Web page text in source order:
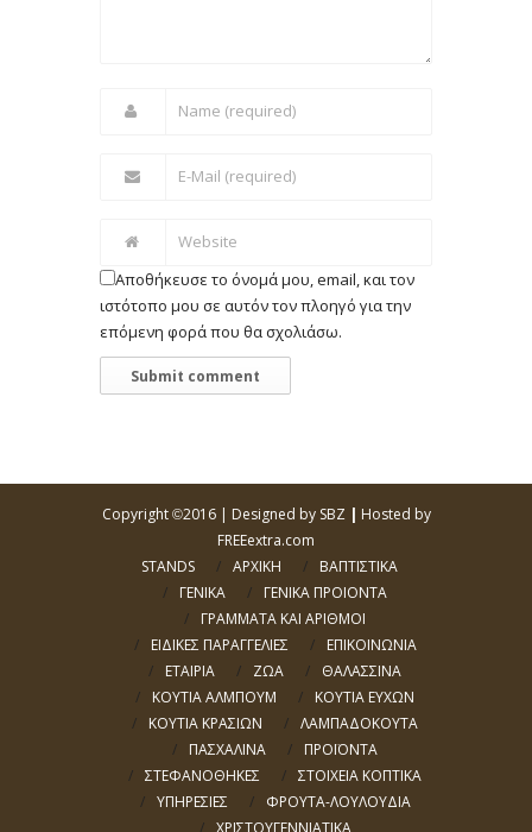
Αποθήκευσε το όνομά μου, email, και τον
ιστότοπο μου σε αυτόν τον πλοηγό για την
επόμενη φορά που θα σχολιάσω.
Copyright ©2016 | Designed by SBZ | Hosted by
FREEextra.com
STANDS
ΑΡΧΙΚΗ
ΒΑΠΤΙΣΤΙΚΑ
ΓΕΝΙΚΑ
ΓΕΝΙΚΑ ΠΡΟΙΟΝΤΑ
ΓΡΑΜΜΑΤΑ ΚΑΙ ΑΡΙΘΜΟΙ
ΕΙΔΙΚΕΣ ΠΑΡΑΓΓΕΛΙΕΣ
ΕΠΙΚΟΙΝΩΝΙΑ
ΕΤΑΙΡΙΑ
ΖΩΑ
ΘΑΛΑΣΣΙΝΑ
ΚΟΥΤΙΑ ΑΛΜΠΟΥΜ
ΚΟΥΤΙΑ ΕΥΧΩΝ
ΚΟΥΤΙΑ ΚΡΑΣΙΩΝ
ΛΑΜΠΑΔΟΚΟΥΤΑ
ΠΑΣΧΑΛΙΝΑ
ΠΡΟΪΟΝΤΑ
ΣΤΕΦΑΝΟΘΗΚΕΣ
ΣΤΟΙΧΕΙΑ ΚΟΠΤΙΚΑ
ΥΠΗΡΕΣΙΕΣ
ΦΡΟΥΤΑ-ΛΟΥΛΟΥΔΙΑ
ΧΡΙΣΤΟΥΓΕΝΝΙΑΤΙΚΑ